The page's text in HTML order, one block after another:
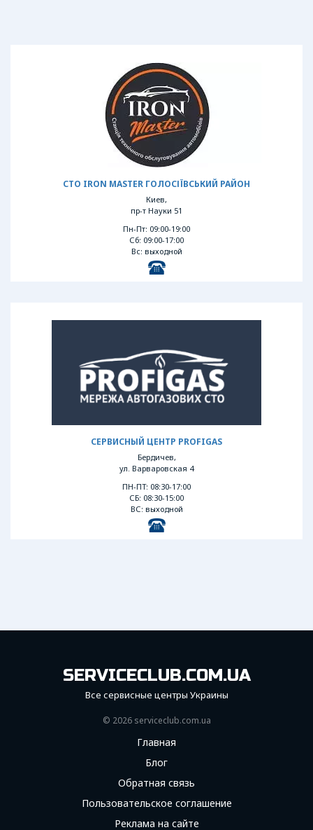
СТО IRON MASTER ГОЛОСІЇВСЬКИЙ РАЙОН
Киев,
пр-т Науки 51
Пн-Пт: 09:00-19:00
Сб: 09:00-17:00
Вс: выходной
СЕРВИСНЫЙ ЦЕНТР PROFIGAS
Бердичев,
ул. Варваровская 4
ПН-ПТ: 08:30-17:00
СБ: 08:30-15:00
ВС: выходной
SERVICECLUB.COM.UA
Все сервисные центры Украины
© 2026 serviceсlub.com.ua
Главная
Блог
Обратная связь
Пользовательское соглашение
Реклама на сайте